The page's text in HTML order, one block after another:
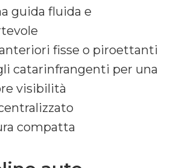
guida fluida e
fisse o piroettanti
catarinfrangenti per una
visibilità
compatta